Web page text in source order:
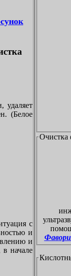
удаляет
(Белое
с
и
и
в начале
Очистка